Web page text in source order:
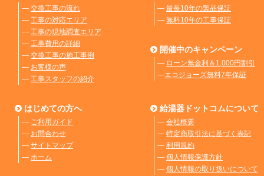
― 交換工事の流れ
― 工事の対応エリア
― 工事の現地調査エリア
― 工事費用の詳細
― 交換工事の施工事例
― お客様の声
― 工事スタッフの紹介
― 最長10年の製品保証
― 無料10年の工事保証
開催中のキャンペーン
― ローン無金利＆1,000円割引
―エコジョーズ無料7年保証
はじめての方へ
― ご利用ガイド
― お問合わせ
― サイトマップ
― ホーム
給湯器ドットコムについて
― 会社概要
― 特定商取引法に基づく表記
― 利用規約
― 個人情報保護方針
― 個人情報の取り扱いについて